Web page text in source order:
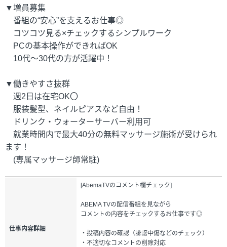
▼増員募集
番組の“安心”を支えるお仕事◎
コツコツ見る×チェックするシンプルワーク
PCの基本操作ができればOK
10代～30代の方が活躍中！
▼働きやすさ抜群
週2日は在宅OK〇
服装髪型、ネイルピアスなど自由！
ドリンク・ウォーターサーバー利用可
就業時間内で最大40分の無料マッサージ施術が受けられ
ます！
(専属マッサージ師常駐)
仕事内容詳細
[AbemaTVのコメント欄チェック]
ABEMA TVの配信番組を見ながら
コメントの内容をチェックするお仕事です◎
・投稿内容の確認（誹謗中傷などのチェック）
・不適切なコメントの削除対応